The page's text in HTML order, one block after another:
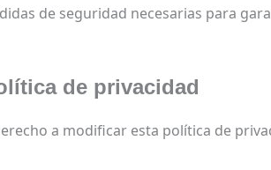
de seguridad necesarias para
de privacidad
a modificar esta política de